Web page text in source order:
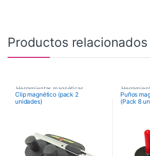
Productos relacionados
Herramientas magnéticas
Clip magnético (pack 2
unidades)
Puños
(Pack 8